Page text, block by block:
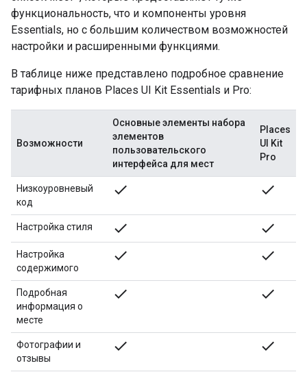
функциональность, что и компоненты уровня
Essentials, но с большим количеством возможностей
настройки и расширенными функциями.
В таблице ниже представлено подробное сравнение
тарифных планов Places UI Kit Essentials и Pro:
Возможности
Основные элементы набора
элементов
пользовательского
интерфейса для мест
Places
UI Kit
Pro
Низкоуровневый
код
done done
Настройка стиля done done
Настройка
содержимого
done done
Подробная
информация о
месте
done done
Фотографии и
отзывы
check check